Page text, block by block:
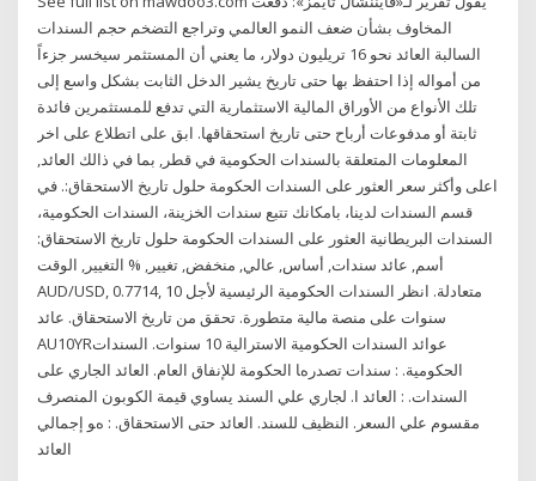
المخاوف بشأن ضعف النمو العالمي وتراجع التضخم حجم السندات
السالبة العائد نحو 16 تريليون دولار، ما يعني أن المستثمر سيخسر جزءاً
من أمواله إذا احتفظ بها حتى تاريخ يشير الدخل الثابت بشكل واسع إلى
تلك الأنواع من الأوراق المالية الاستثمارية التي تدفع للمستثمرين فائدة
ثابتة أو مدفوعات أرباح حتى تاريخ استحقاقها. ابق على اتطلاع على اخر
المعلومات المتعلقة بالسندات الحكومية في قطر, بما في ذالك العائد,
اعلى وأكثر سعر العثور على السندات الحكومة حلول تاريخ الاستحقاق:. في
قسم السندات لدينا، بامكانك تتبع سندات الخزينة، السندات الحكومية،
السندات البريطانية العثور على السندات الحكومة حلول تاريخ الاستحقاق:
أسم, عائد سندات, أساس, عالي, منخفض, تغيير, % التغيير, الوقت
AUD/USD, 0.7714, متعادلة. انظر السندات الحكومية الرئيسية لأجل 10
سنوات على منصة مالية متطورة. تحقق من تاريخ الاستحقاق. عائد
AU10YRعوائد السندات الحكومية الاسترالية 10 سنوات. اﻟﺴﻨﺪات
اﻟﺤﻜﻮﻣﻴﺔ. : ﺳﻨﺪات ﺗﺼﺪرهﺎ اﻟﺤﻜﻮﻣﺔ ﻟﻺﻧﻔﺎق اﻟﻌﺎم. اﻟﻌﺎﺋﺪ اﻟﺠﺎري ﻋﻠﻰ
اﻟﺴﻨﺪات. : اﻟﻌﺎﺋﺪ ا. ﻟﺠﺎري ﻋﻠﻲ اﻟﺴﻨﺪ ﻳﺴﺎوي ﻗﻴﻤﺔ اﻟﻜﻮﺑﻮن اﻟﻤﻨﺼﺮف
ﻣﻘﺴﻮم ﻋﻠﻲ اﻟﺴﻌﺮ. اﻟﻨﻈﻴﻒ ﻟﻠﺴﻨﺪ. اﻟﻌﺎﺋﺪ ﺣﺘﻰ اﻻﺳﺘﺤﻘﺎق. : هﻮ إﺟﻤﺎﻟﻲ